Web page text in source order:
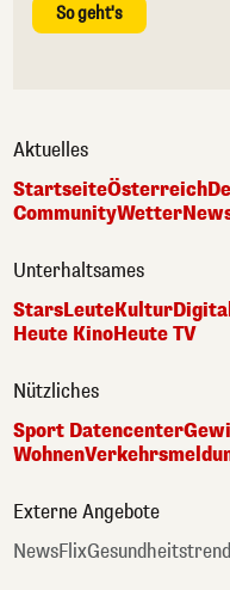
So geht's
Aktuelles
StartseiteÖsterreich
CommunityWetter
Unterhaltsames
StarsLeuteKulturDigital
Heute KinoHeute TV
Nützliches
Sport Datencenter
Wohnen
Externe Angebote
NewsFlix